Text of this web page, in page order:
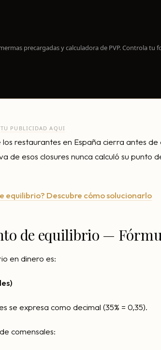
precargadas y calculadora de PVP. Controla tu
TU PUBLICIDAD AQUI
restaurantes en España cierra antes de
de esos closures nunca calculó su punto
equilibrio? Descubre cómo solucionarlo
de equilibrio —
en dinero es:
se expresa como decimal (35% = 0,35).
comensales: